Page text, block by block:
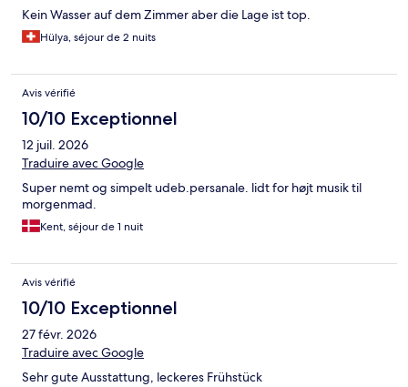
Kein Wasser auf dem Zimmer aber die Lage ist top.
Hülya, séjour de 2 nuits
Avis vérifié
10/10 Exceptionnel
12 juil. 2026
Traduire avec Google
Super nemt og simpelt udeb.persanale. lidt for højt musik til
morgenmad.
Kent, séjour de 1 nuit
Avis vérifié
10/10 Exceptionnel
27 févr. 2026
Traduire avec Google
Sehr gute Ausstattung, leckeres Frühstück